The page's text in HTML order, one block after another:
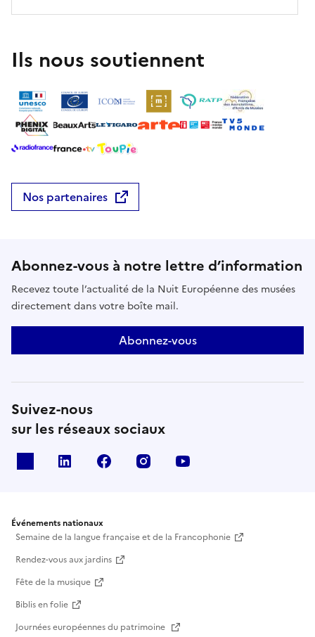
Ils nous soutiennent
Nos partenaires
Abonnez-vous à notre lettre d’information
Recevez toute l’actualité de la Nuit Européenne des musées
directement dans votre boîte mail.
Abonnez-vous
Suivez-nous
sur les réseaux sociaux
Linkedin Facebook Instagram
Événements nationaux
Semaine de la langue française et de la Francophonie
Rendez-vous aux jardins
Fête de la musique
Biblis en folie
Journées européennes du patrimoine